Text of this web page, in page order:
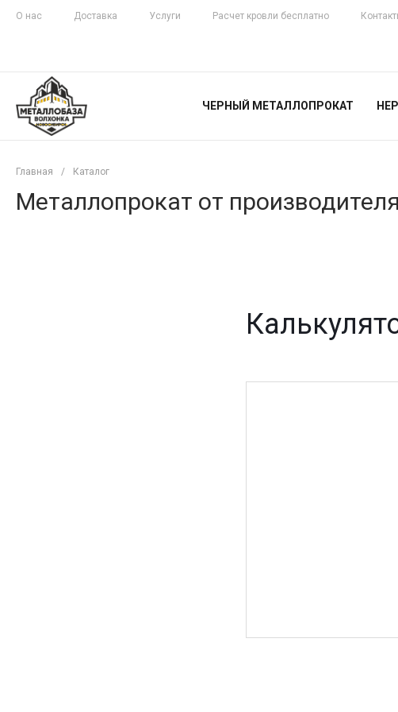
О нас Доставка Услуги Расчет кровли бесплатно
ЧЕРНЫЙ МЕТАЛЛОПРОКАТ
Главная / Каталог
Металлопрокат от